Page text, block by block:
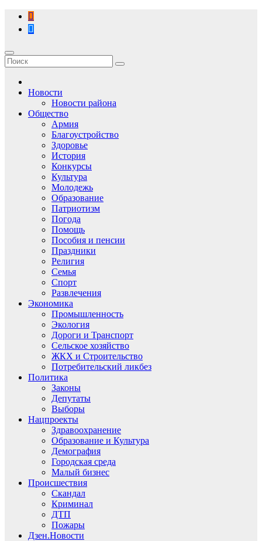
Перейти
содержимому
Новости
Новости района
Общество
Армия
Благоустройство
Здоровье
История
Конкурсы
Культура
Молодежь
Образование
Патриотизм
Погода
Помощь
Пособия и пенсии
Праздники
Религия
Семья
Спорт
Развлечения
Экономика
Промышленность
Экология
Дороги и Транспорт
Сельское хозяйство
ЖКХ и Строительство
Потребительский ликбез
Политика
Законы
Депутаты
Выборы
Нацпроекты
Здравоохранение
Образование и Культура
Демография
Городская среда
Малый бизнес
Происшествия
Скандал
Криминал
ДТП
Пожары
Дзен.Новости